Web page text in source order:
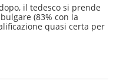
il tedesco si prende
(83% con la
quasi certa per